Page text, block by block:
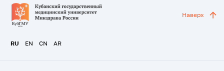
RU EN CN AR
Наверх